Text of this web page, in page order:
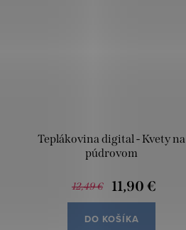
Teplákovina digital - Kvety na
púdrovom
12,49 € 11,90 €
DO KOŠÍKA